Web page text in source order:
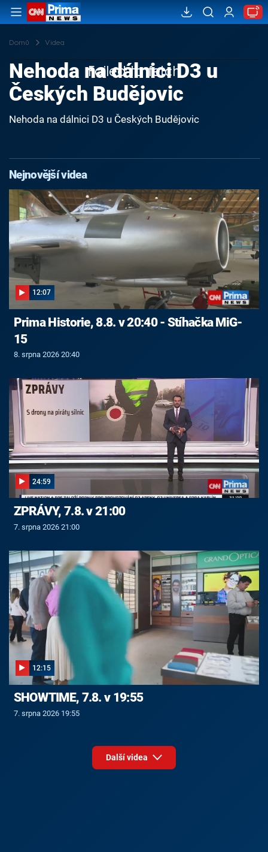
Domů Videa
Failed to fetch
Nehoda na dálnici D3 u
Českých Budějovic
Nehoda na dálnici D3 u Českých Budějovic
Nejnovější videa
12:07
Prima Historie, 8.8. v 20:40 - Stíhačka MiG-
15
8. srpna 2026 20:40
24:59
ZPRÁVY, 7.8. v 21:00
7. srpna 2026 21:00
12:15
SHOWTIME, 7.8. v 19:55
7. srpna 2026 19:55
Další videa